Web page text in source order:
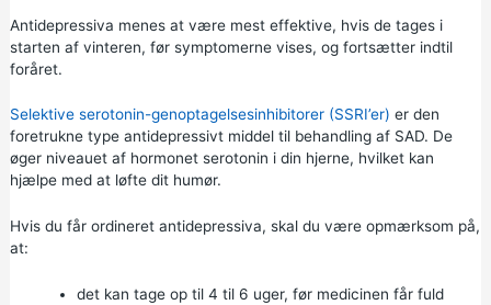
Antidepressiva menes at være mest effektive, hvis de tages i
starten af vinteren, før symptomerne vises, og fortsætter indtil
foråret.
Selektive serotonin-genoptagelsesinhibitorer (SSRI’er) er den
foretrukne type antidepressivt middel til behandling af SAD. De
øger niveauet af hormonet serotonin i din hjerne, hvilket kan
hjælpe med at løfte dit humør.
Hvis du får ordineret antidepressiva, skal du være opmærksom på,
at:
det kan tage op til 4 til 6 uger, før medicinen får fuld